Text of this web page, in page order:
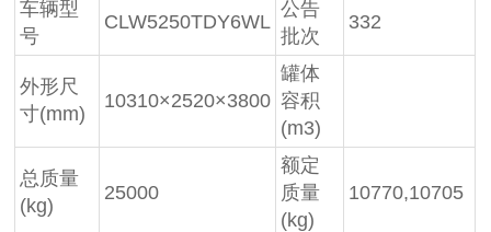
车辆型
号
CLW5250TDY6WL
公告
批次
332
外形尺
寸(mm)
10310×2520×3800
罐体
容积
(m3)
总质量
(kg)
25000
额定
质量
(kg)
10770,10705